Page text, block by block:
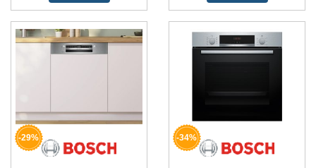
-29% -34%